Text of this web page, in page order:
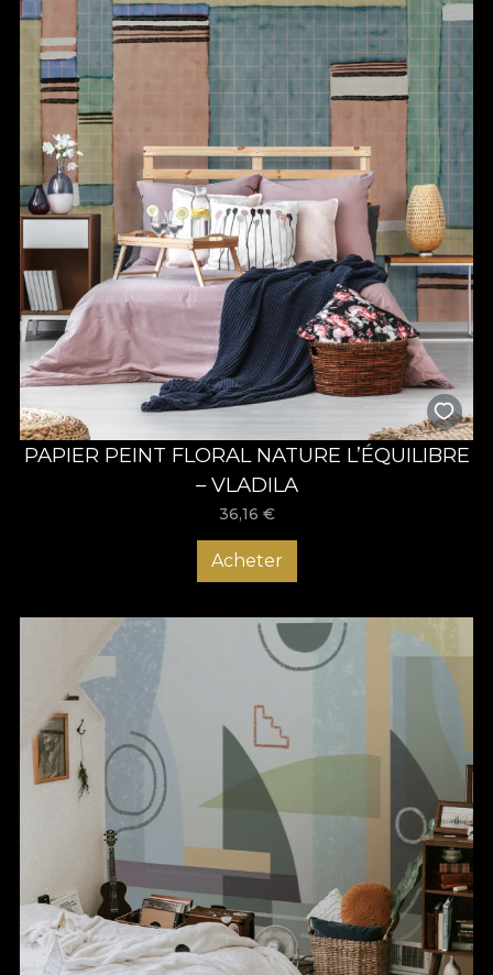
PAPIER PEINT FLORAL NATURE L’ÉQUILIBRE
– VLADILA
36,16 €
Acheter